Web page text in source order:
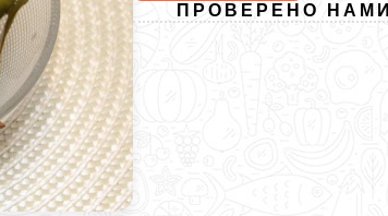
ПРОВЕРЕНО НАМИ